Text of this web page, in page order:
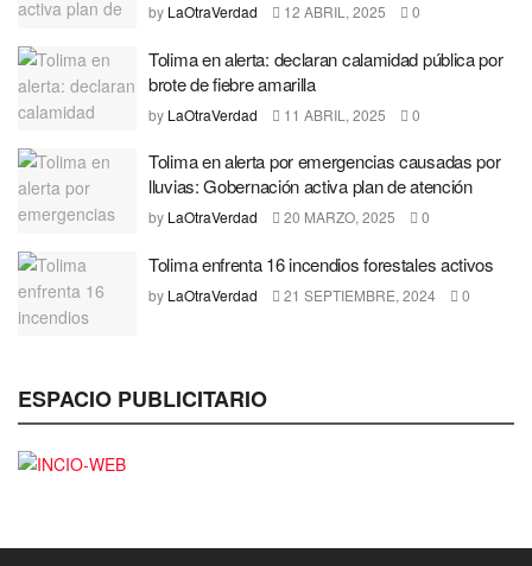
by LaOtraVerdad 12 ABRIL, 2025 0
Tolima en alerta: declaran calamidad pública por
brote de fiebre amarilla
by LaOtraVerdad 11 ABRIL, 2025 0
Tolima en alerta por emergencias causadas por
lluvias: Gobernación activa plan de atención
by LaOtraVerdad 20 MARZO, 2025 0
Tolima enfrenta 16 incendios forestales activos
by LaOtraVerdad 21 SEPTIEMBRE, 2024 0
ESPACIO PUBLICITARIO